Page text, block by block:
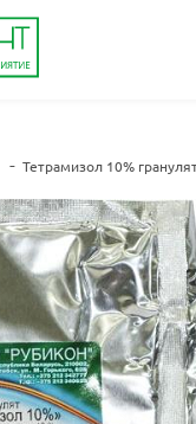
Тетрамизол 10%